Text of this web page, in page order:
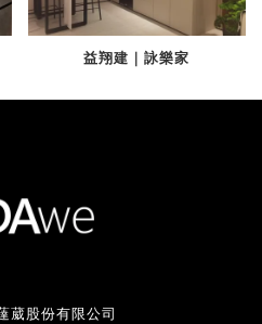
益翔建｜詠樂家
葳股份有限公司